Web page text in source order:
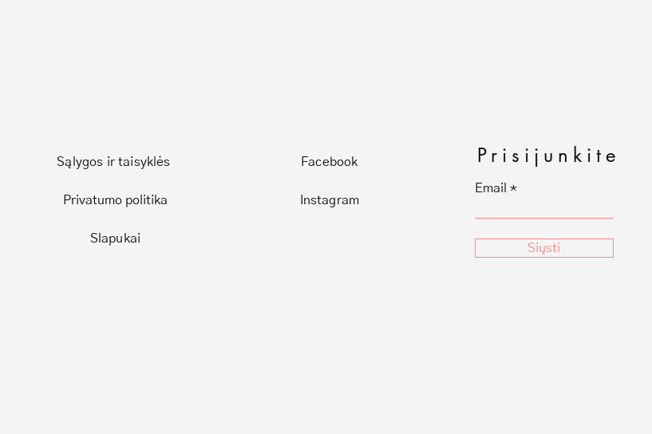
Sąlygos ir taisyklės
Privatumo politika
Slapukai
Facebook
Instagram
Prisijunkite
Email
Siųsti